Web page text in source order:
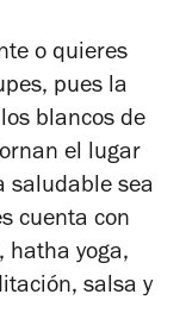
o quieres
pues la
blancos de
el lugar
saludable sea
cuenta con
hatha yoga,
salsa y